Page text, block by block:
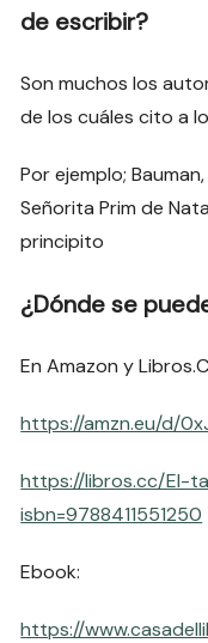
de escribir?
Son muchos los
de los cuáles cito a
Por ejemplo;
Señorita Prim de
principito
¿Dónde se
En Amazon y
https://amzn.eu/d/
https://libros.cc/El-
isbn=9788411551250
Ebook:
https://